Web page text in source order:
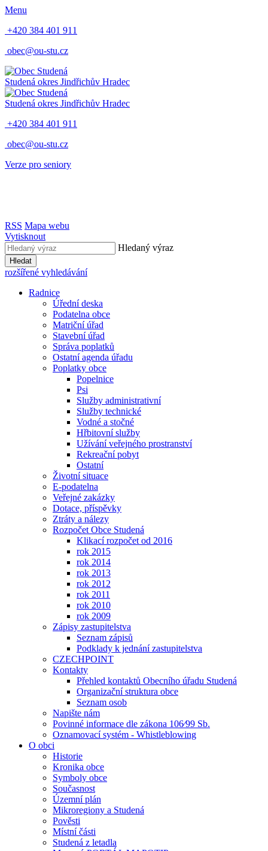
Menu
+420 384 401 911
obec@ou-stu.cz
Studená okres Jindřichův Hradec
Studená okres Jindřichův Hradec
+420 384 401 911
obec@ou-stu.cz
Verze pro seniory
RSS Mapa webu
Vytisknout
Hledaný výraz
Hledat
rozšířené vyhledávání
Radnice
Úřední deska
Podatelna obce
Matriční úřad
Stavební úřad
Správa poplatků
Ostatní agenda úřadu
Poplatky obce
Popelnice
Psi
Služby administrativní
Služby technické
Vodné a stočné
Hřbitovní služby
Užívání veřejného prostranství
Rekreační pobyt
Ostatní
Životní situace
E-podatelna
Veřejné zakázky
Dotace, příspěvky
Ztráty a nálezy
Rozpočet Obce Studená
Klikací rozpočet od 2016
rok 2015
rok 2014
rok 2013
rok 2012
rok 2011
rok 2010
rok 2009
Zápisy zastupitelstva
Seznam zápisů
Podklady k jednání zastupitelstva
CZECHPOINT
Kontakty
Přehled kontaktů Obecního úřadu Studená
Organizační struktura obce
Seznam osob
Napište nám
Povinné informace dle zákona 106⁄99 Sb.
Oznamovací systém - Whistleblowing
O obci
Historie
Kronika obce
Symboly obce
Současnost
Územní plán
Mikroregiony a Studená
Pověsti
Místní části
Studená z letadla